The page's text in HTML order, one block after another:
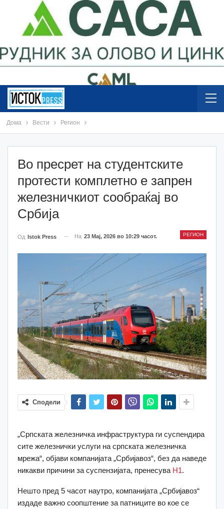
Дома Вести Регион
Во пресрет на студентските
протести комплетно е запрен
железничкиот сообраќај во
Србија
РЕГИОН
Од Istok Press На 23 Мај, 2026 во 10:29 часот.
Сподели
„Српската железничка инфраструктура ги суспендира
сите железнички услуги на српската железничка
мрежа“, објави компанијата „Србијавоз“, без да наведе
никакви причини за суспензијата, пренесува Н1.
Нешто пред 5 часот наутро, компанијата „Србијавоз“
издаде важно соопштение за патниците во кое се